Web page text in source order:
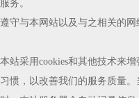
服务。
遵守与本网站以及与之相关的网
本站采用cookies和其他技术来
习惯，以改善我们的服务质量